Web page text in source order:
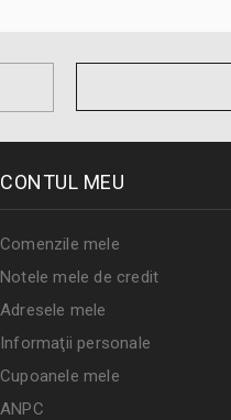
CONTUL MEU
Comenzile mele
Notele mele de credit
Adresele mele
Informaţii personale
Cupoanele mele
ANPC